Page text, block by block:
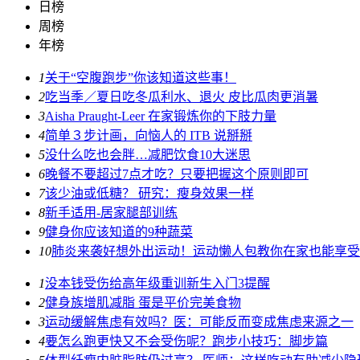
日榜
周榜
年榜
1关于“空腹跑步”你该知道这些事！
2吃当季／夏日吃冬瓜利水、退火 皮比瓜肉更消暑
3Aisha Praught-Leer 在家锻炼你的下肢力量
4简单３步计画，向恼人的 ITB 说掰掰
5没什么吃也会胖…减肥饮食10大迷思
6晚餐不要超过7点才吃？只要把握这个原则即可
7该少油或低糖？ 研究：瘦身效果一样
8新手适用-居家腿部训练
9健身你应该知道的9种蔬菜
10肺炎来袭好想外出运动！运动懒人包教你在家也能享
1没本钱受伤给高年级重训新生入门3提醒
2健身族增肌减脂 蛋是平价完美食物
3运动缓解焦虑有效吗？医：可能反而变成焦虑来源之一
4要怎么跑更快又不会受伤呢？跑步小技巧：脚步篇